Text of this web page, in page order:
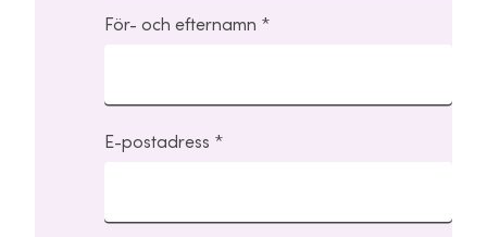
För- och efternamn
E-postadress